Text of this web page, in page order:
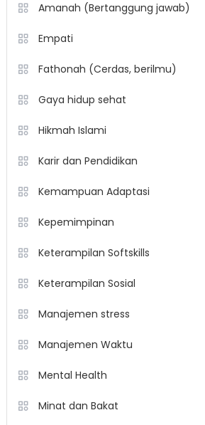
Amanah (Bertanggung jawab)
Empati
Fathonah (Cerdas, berilmu)
Gaya hidup sehat
Hikmah Islami
Karir dan Pendidikan
Kemampuan Adaptasi
Kepemimpinan
Keterampilan Softskills
Keterampilan Sosial
Manajemen stress
Manajemen Waktu
Mental Health
Minat dan Bakat